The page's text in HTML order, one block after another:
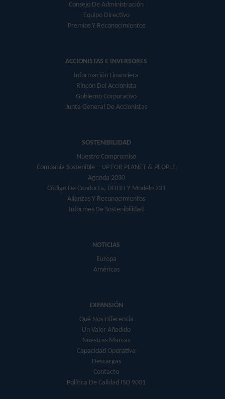
Consejo De Administración
Equipo Directivo
Premios Y Reconocimientos
ACCIONISTAS E INVERSORES
Información Financiera
Rincón Del Accionista
Gobierno Corporativo
Junta General De Accionistas
SOSTENIBILIDAD
Nuestro Compromiso
Compañía Sostenible – UP FOR PLANET & PEOPLE
Agenda 2030
Código De Conducta, DDHH Y Modelo 231
Alianzas Y Reconocimientos
Informes De Sostenibilidad
NOTICIAS
Europa
Américas
EXPANSIÓN
Qué Nos Diferencia
Un Valor Añadido
Nuestras Marcas
Capacidad Operativa
Descargas
Contacto
Política De Calidad ISO 9001